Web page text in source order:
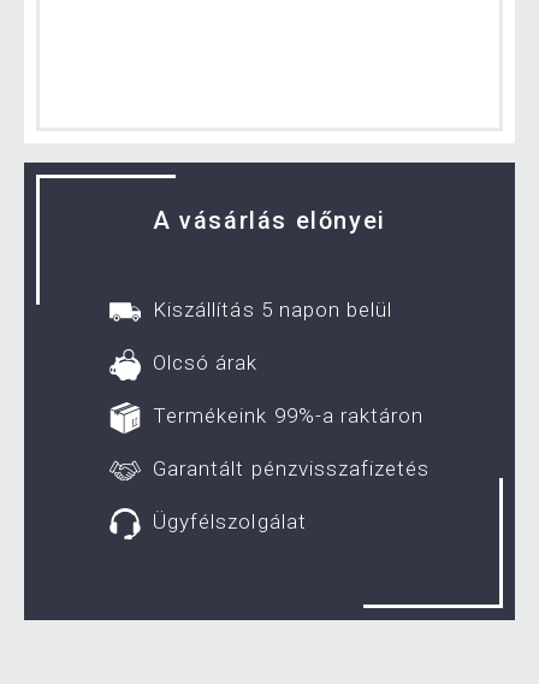
A vásárlás előnyei
Kiszállítás 5 napon belül
Olcsó árak
Termékeink 99%-a raktáron
Garantált pénzvisszafizetés
Ügyfélszolgálat